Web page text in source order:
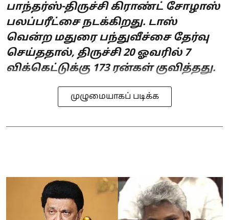
பாந்தர்ஸ்-திருச்சி கிராண்ட் சோழாஸ்
பலப்பரீட்சை நடக்கிறது. டாஸ்
வென்ற மதுரை பந்துவீச்சை தேர்வு
செய்ததால், திருச்சி 20 ஓவரில் 7
விக்கெட்டுக்கு 173 ரன்கள் குவித்தது.
முழுமையாகப் படிக்க